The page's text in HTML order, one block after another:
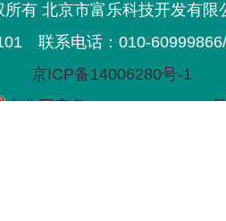
所有 北京市富乐科技开发有限
联系电话：010-
京ICP备14006280号-1
京公网安备11011702000593